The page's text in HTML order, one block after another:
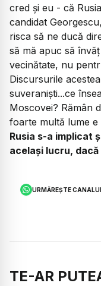
cred și eu - că
candidat
risca să ne ducă
să mă apuc să
vecinătate, nu
Discursurile
suveraniști...ce
Moscovei? Rămân
foarte multă lume e
Rusia s-a implicat
același lucru,
URMĂREȘTE
TE-AR